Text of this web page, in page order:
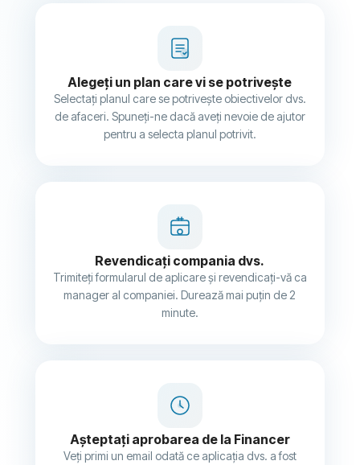
Alegeți un plan care vi se potrivește
Selectați planul care se potrivește obiectivelor dvs.
de afaceri. Spuneți-ne dacă aveți nevoie de ajutor
pentru a selecta planul potrivit.
Revendicați compania dvs.
Trimiteți formularul de aplicare și revendicați-vă ca
manager al companiei. Durează mai puțin de 2
minute.
Așteptați aprobarea de la Financer
Veți primi un email odată ce aplicația dvs. a fost